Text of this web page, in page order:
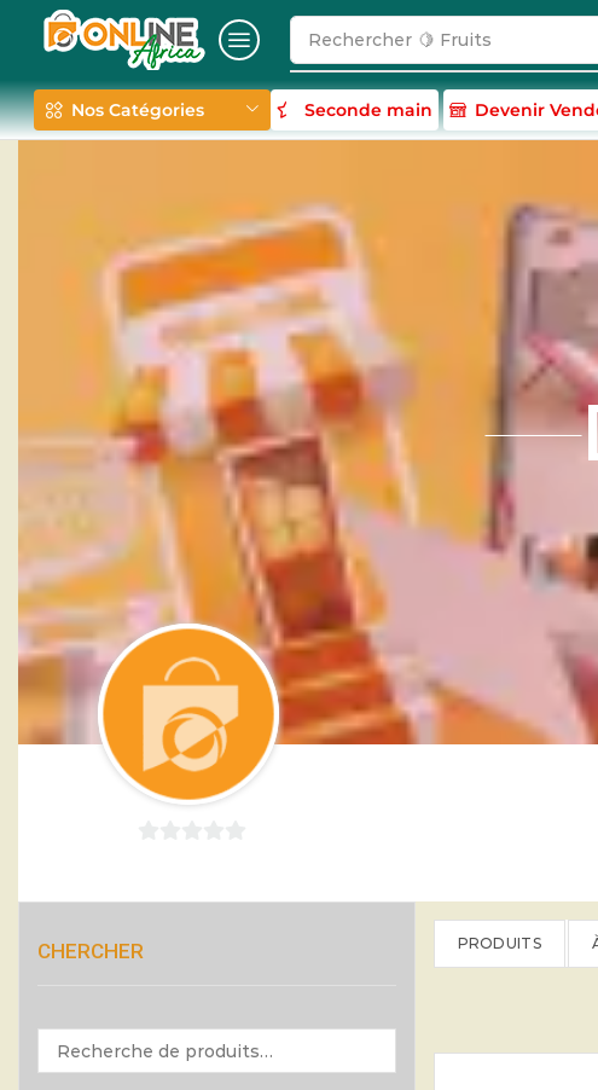
Rechercher 🍋 Fruits
Nos Catégories Seconde main Devenir
PRODUITS
CHERCHER